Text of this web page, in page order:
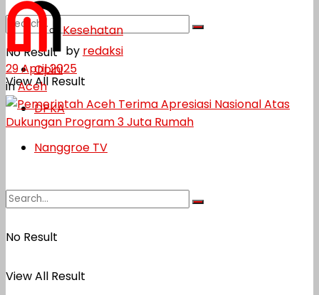
No Result
View All Result
Kesehatan
Opini
DPKA
Nanggroe TV
No Result
View All Result
by redaksi
29 April 2025
inAceh